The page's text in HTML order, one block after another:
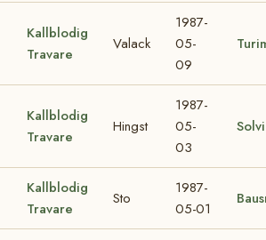
Kallblodig
Travare
Valack
1987-
05-
09
Kallblodig
Travare
Hingst
1987-
05-
03
Kallblodig
Travare
Sto
1987-
05-01